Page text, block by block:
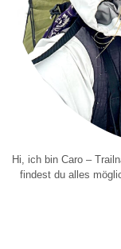
Hi, ich bin Caro –
findest du alles